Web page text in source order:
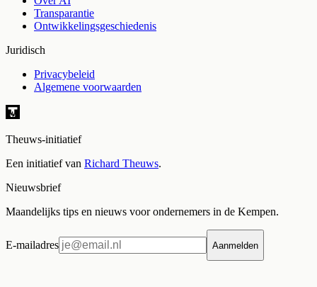
Transparantie
Ontwikkelingsgeschiedenis
Juridisch
Privacybeleid
Algemene voorwaarden
Theuws-initiatief
Een initiatief van Richard Theuws.
Nieuwsbrief
Maandelijks tips en nieuws voor ondernemers in de Kempen.
E-mailadres Aanmelden